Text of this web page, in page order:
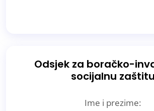
Odsjek za boračko-
socijalnu zaštitu
Ime i prezime: